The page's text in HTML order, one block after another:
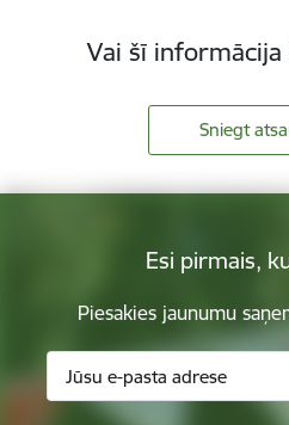
Vai šī
Sniegt
Esi pirmais,
Piesakies jaunumu